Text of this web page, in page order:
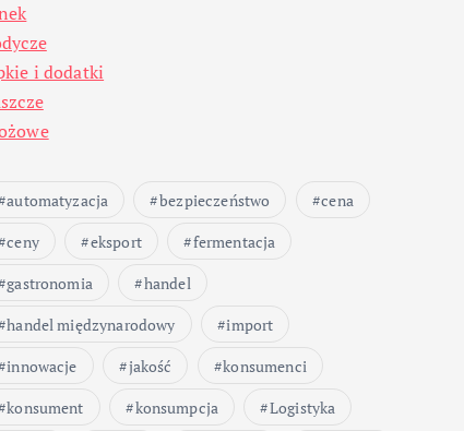
i dodatki
automatyzacja bezpieczeństwo
cena
ceny
eksport
fermentacja
gastronomia
handel
handel międzynarodowy
import
innowacje
jakość
konsumenci
konsument
konsumpcja
Logistyka